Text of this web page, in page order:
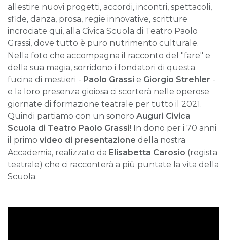
allestire nuovi progetti, accordi, incontri, spettacoli,
sfide, danza, prosa, regie innovative, scritture
incrociate qui, alla Civica Scuola di Teatro Paolo
Grassi, dove tutto è puro nutrimento culturale.
Nella foto che accompagna il racconto del "fare" e
della sua magia, sorridono i fondatori di questa
fucina di mestieri - Paolo Grassi e Giorgio Strehler -
e la loro presenza gioiosa ci scorterà nelle operose
giornate di formazione teatrale per tutto il 2021.
Quindi partiamo con un sonoro Auguri Civica
Scuola di Teatro Paolo Grassi! In dono per i 70 anni
il primo video di presentazione della nostra
Accademia, realizzato da Elisabetta Carosio (regista
teatrale) che ci racconterà a più puntate la vita della
Scuola.